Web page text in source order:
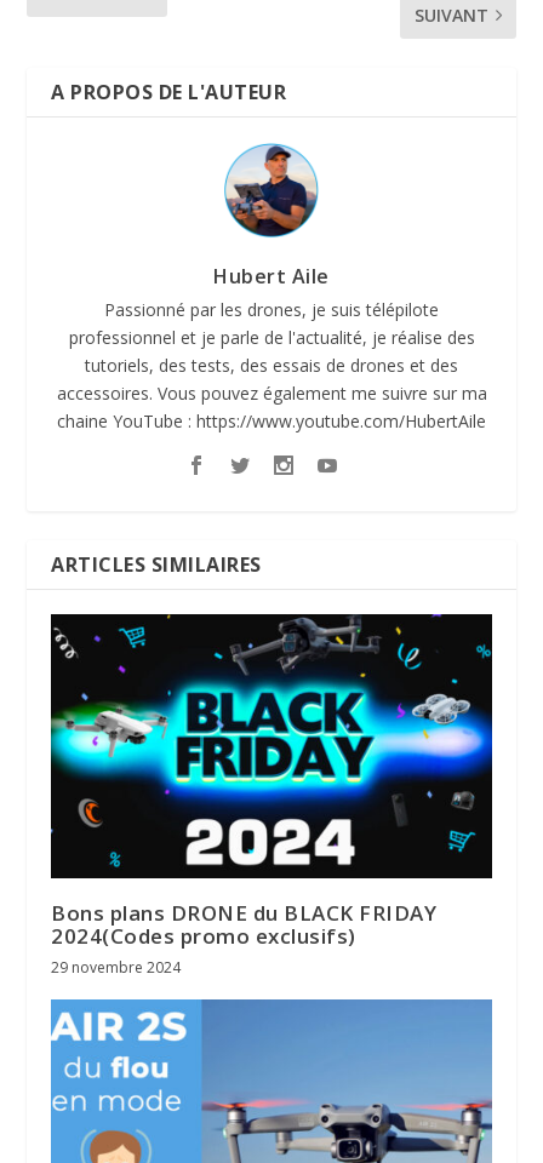
SUIVANT
A PROPOS DE L'AUTEUR
Hubert Aile
Passionné par les drones, je suis télépilote
professionnel et je parle de l'actualité, je réalise des
tutoriels, des tests, des essais de drones et des
accessoires. Vous pouvez également me suivre sur ma
chaine YouTube : https://www.youtube.com/HubertAile
ARTICLES SIMILAIRES
Bons plans DRONE du BLACK FRIDAY
2024(Codes promo exclusifs)
29 novembre 2024